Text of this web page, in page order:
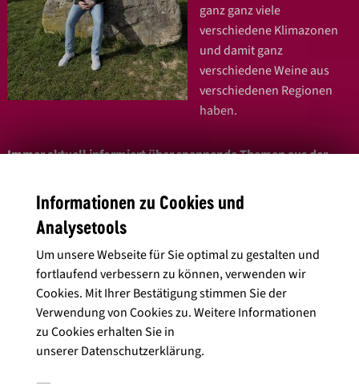
ganz ganz viele
verschiedene Klimazonen
und damit ganz
verschiedene Weine aus
verschiedenen Regionen
haben.
Immer aktuell informiert über spannende Themen aus der
Weinmacher – im Echt Württemberger Blog
Informationen zu Cookies und
Analysetools
Um unsere Webseite für Sie optimal zu gestalten und
fortlaufend verbessern zu können, verwenden wir
Cookies. Mit Ihrer Bestätigung stimmen Sie der
Verwendung von Cookies zu. Weitere Informationen
zu Cookies erhalten Sie in
unsererDatenschutzerklärung.